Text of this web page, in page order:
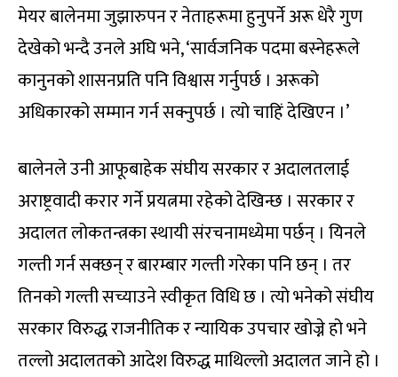
मेयर बालेनमा जुझारुपन र नेताहरूमा हुनुपर्ने अरू धेरै गुण
देखेको भन्दै उनले अघि भने, ‘सार्वजनिक पदमा बस्नेहरूले
कानुनको शासनप्रति पनि विश्वास गर्नुपर्छ । अरूको
अधिकारको सम्मान गर्न सक्नुपर्छ । त्यो चाहिं देखिएन ।’
बालेनले उनी आफूबाहेक संघीय सरकार र अदालतलाई
अराष्ट्रवादी करार गर्ने प्रयत्नमा रहेको देखिन्छ । सरकार र
अदालत लोकतन्त्रका स्थायी संरचनामध्येमा पर्छन् । यिनले
गल्ती गर्न सक्छन् र बारम्बार गल्ती गरेका पनि छन् । तर
तिनको गल्ती सच्याउने स्वीकृत विधि छ । त्यो भनेको संघीय
सरकार विरुद्ध राजनीतिक र न्यायिक उपचार खोज्ने हो भने
तल्लो अदालतको आदेश विरुद्ध माथिल्लो अदालत जाने हो ।